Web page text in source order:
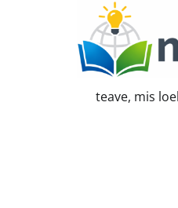
teave, mis